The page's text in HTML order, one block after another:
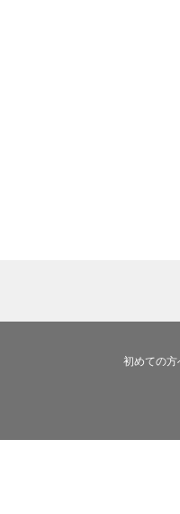
初めての方